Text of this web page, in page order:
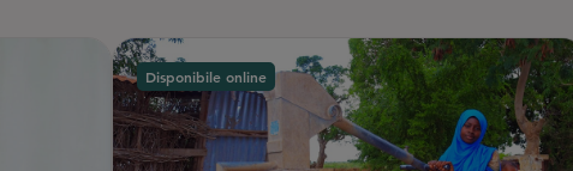
Disponibile online